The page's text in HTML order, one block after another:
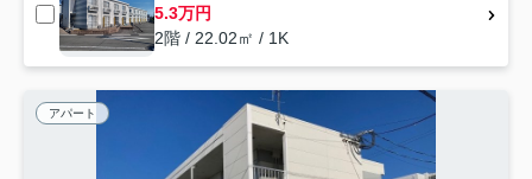
5.3万円
2階 / 22.02㎡ / 1K
アパート